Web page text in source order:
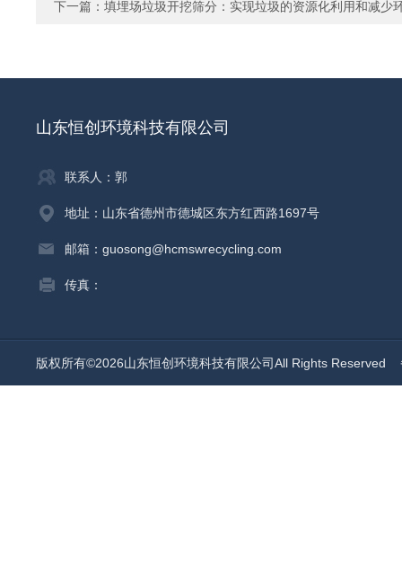
下一篇： 填埋场垃圾开挖筛分：实现垃圾的资源化利用和减少
山东恒创环境科技有限公司
联系人：郭
地址：山东省德州市德城区东方红西路1697号
邮箱：guosong@hcmswrecycling.com
传真：
版权所有©2026山东恒创环境科技有限公司All Rights Reserved